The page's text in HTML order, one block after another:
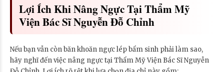
Lợi Ích Khi Nâng Ngực Tại Thẩm Mỹ
Viện Bác Sĩ Nguyễn Đỗ Chỉnh
Nếu bạn vẫn còn băn khoăn ngực lép bẩm sinh phải làm sao,
hãy nghĩ đến việc nâng ngực tại Thẩm Mỹ Viện Bác Sĩ Nguyễn